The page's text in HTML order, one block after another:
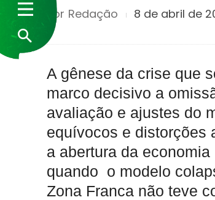
Por Redação 8 de abril de
A gênese da crise que
marco decisivo a
avaliação e ajustes do
equívocos e distorções
a abertura da
quando o modelo
Zona Franca não teve